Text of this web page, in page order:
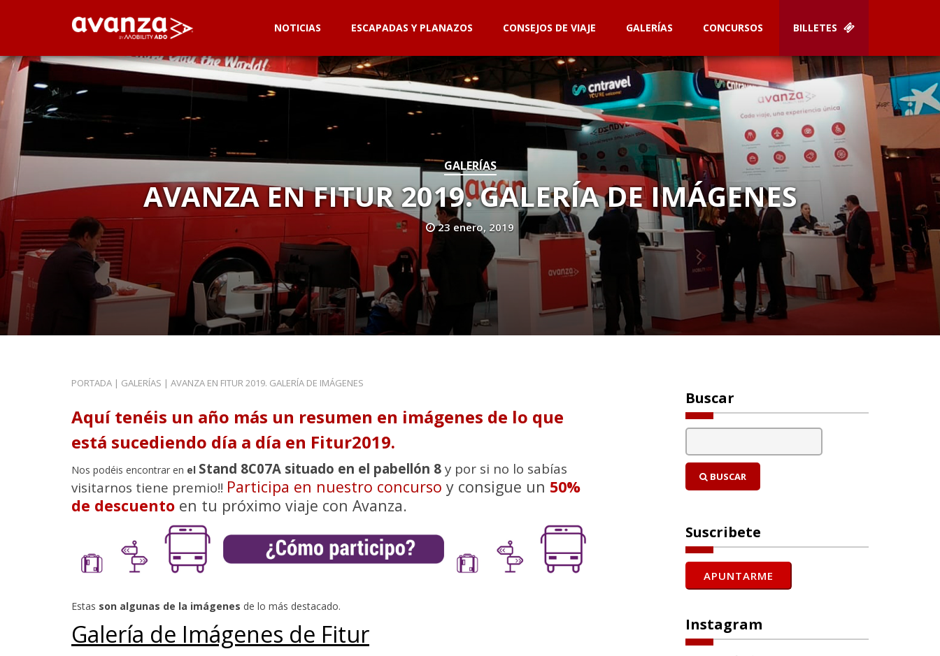
NOTICIAS ESCAPADAS Y PLANAZOS CONSEJOS DE VIAJE GALERÍAS CONCURSOS BILLETES
GALERÍAS
AVANZA EN FITUR 2019. GALERÍA DE IMÁGENES
23 enero, 2019
PORTADA | GALERÍAS | AVANZA EN FITUR 2019. GALERÍA DE IMÁGENES
Aquí tenéis un año más un resumen en imágenes de lo que
está sucediendo día a día en Fitur2019.
Nos podéis encontrar en el Stand 8C07A situado en el pabellón 8 y por si no lo sabías
visitarnos tiene premio!! Participa en nuestro concurso y consigue un 50%
de descuento en tu próximo viaje con Avanza.
Estas son algunas de la imágenes de lo más destacado.
Galería de Imágenes de Fitur
Buscar
BUSCAR
Suscribete
Instagram